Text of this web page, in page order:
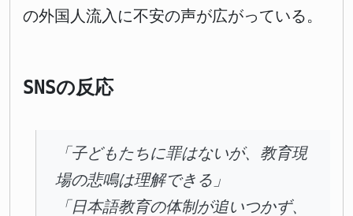
の外国人流入に不安の声が広がっている。
SNSの反応
「子どもたちに罪はないが、教育現
場の悲鳴は理解できる」
「日本語教育の体制が追いつかず、